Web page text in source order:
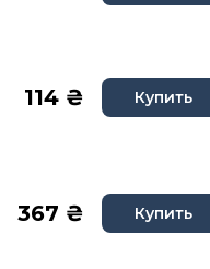
114 ₴ Купить
367 ₴ Купить